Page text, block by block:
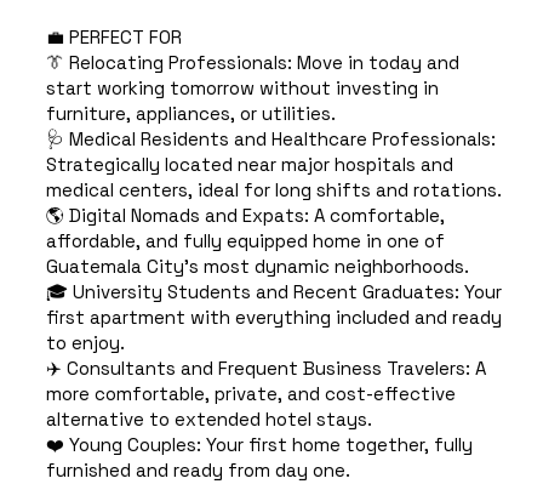
💼 PERFECT FOR
👔 Relocating Professionals: Move in today and
start working tomorrow without investing in
furniture, appliances, or utilities.
🩺 Medical Residents and Healthcare Professionals:
Strategically located near major hospitals and
medical centers, ideal for long shifts and rotations.
🌎 Digital Nomads and Expats: A comfortable,
affordable, and fully equipped home in one of
Guatemala City's most dynamic neighborhoods.
🎓 University Students and Recent Graduates: Your
first apartment with everything included and ready
to enjoy.
✈️ Consultants and Frequent Business Travelers: A
more comfortable, private, and cost-effective
alternative to extended hotel stays.
❤️ Young Couples: Your first home together, fully
furnished and ready from day one.